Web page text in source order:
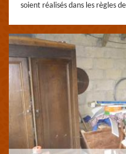
soient réalisés dans les règles